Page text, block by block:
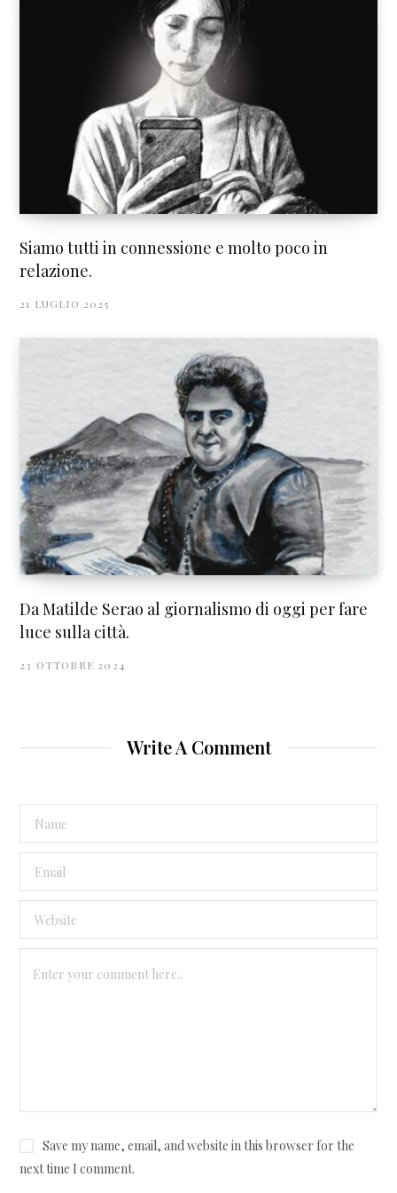
Siamo tutti in connessione e molto poco in
relazione.
21 LUGLIO 2025
Da Matilde Serao al giornalismo di oggi per fare
luce sulla città.
23 OTTOBRE 2024
Write A Comment
Save my name, email, and website in this browser for the
next time I comment.